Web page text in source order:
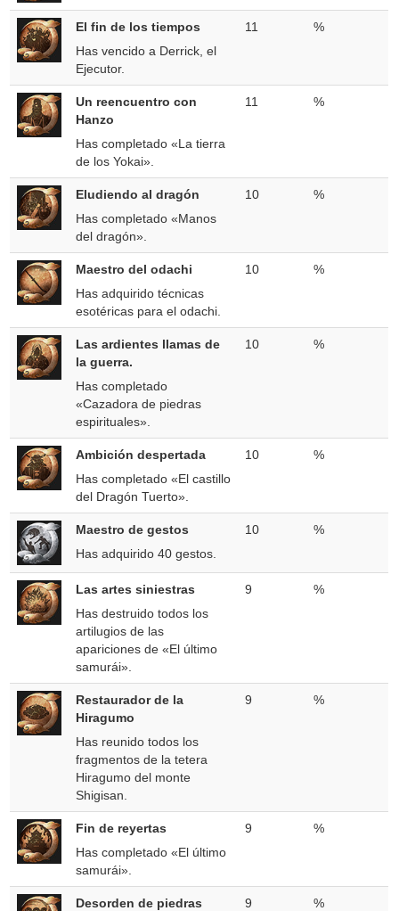
El fin de los tiempos
Has vencido a Derrick, el
Ejecutor.
11 %
Un reencuentro con
Hanzo
Has completado «La tierra
de los Yokai».
11 %
Eludiendo al dragón
Has completado «Manos
del dragón».
10 %
Maestro del odachi
Has adquirido técnicas
esotéricas para el odachi.
10 %
Las ardientes llamas de
la guerra.
Has completado
«Cazadora de piedras
espirituales».
10 %
Ambición despertada
Has completado «El castillo
del Dragón Tuerto».
10 %
Maestro de gestos
Has adquirido 40 gestos.
10 %
Las artes siniestras
Has destruido todos los
artilugios de las
apariciones de «El último
samurái».
9 %
Restaurador de la
Hiragumo
Has reunido todos los
fragmentos de la tetera
Hiragumo del monte
Shigisan.
9 %
Fin de reyertas
Has completado «El último
samurái».
9 %
Desorden de piedras
9 %